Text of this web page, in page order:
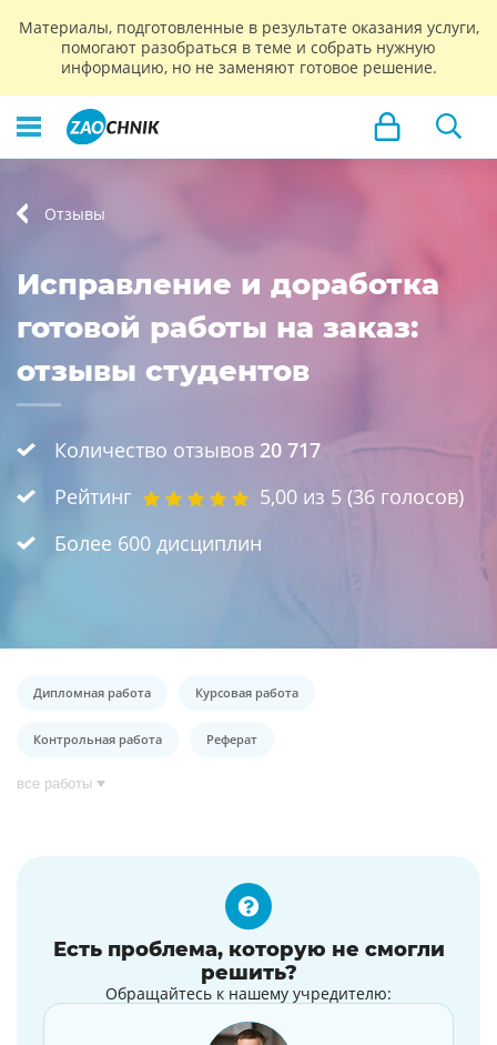
Материалы, подготовленные в результате оказания услуги,
помогают разобраться в теме и собрать нужную
информацию, но не заменяют готовое решение.
Отзывы
Исправление и доработка
готовой работы на заказ:
отзывы студентов
Количество отзывов 20 717
Рейтинг
5,00 из 5 (36 голосов)
Более 600 дисциплин
Дипломная работа Курсовая работа
Контрольная работа Реферат
все работы
Есть проблема, которую не смогли
решить?
Обращайтесь к нашему учредителю: